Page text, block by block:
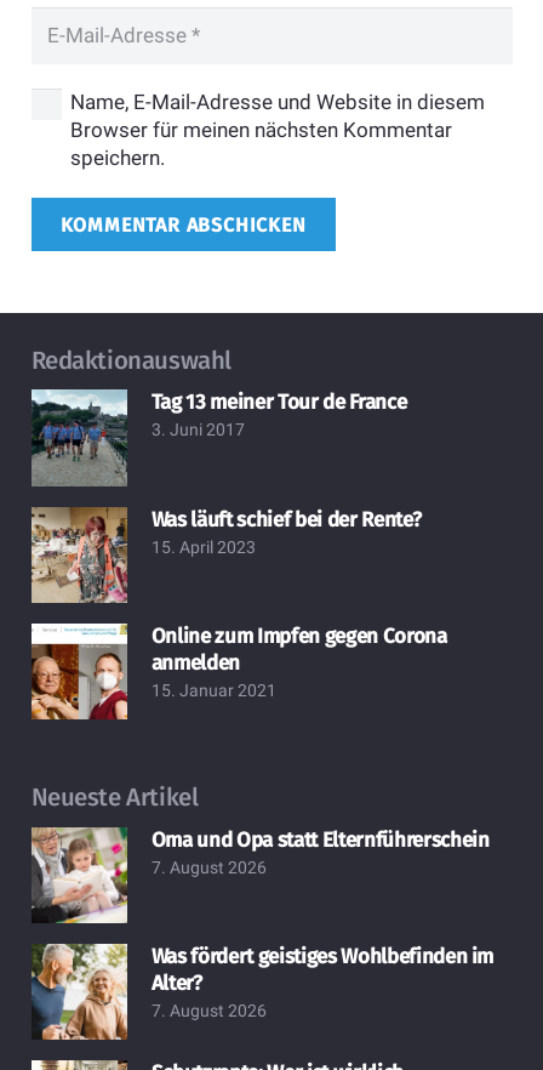
Name, E-Mail-Adresse und Website in diesem
Browser für meinen nächsten Kommentar
speichern.
KOMMENTAR ABSCHICKEN
Redaktionauswahl
Tag 13 meiner Tour de France
3. Juni 2017
Was läuft schief bei der Rente?
15. April 2023
Online zum Impfen gegen Corona
anmelden
15. Januar 2021
Neueste Artikel
Oma und Opa statt Elternführerschein
7. August 2026
Was fördert geistiges Wohlbefinden im
Alter?
7. August 2026